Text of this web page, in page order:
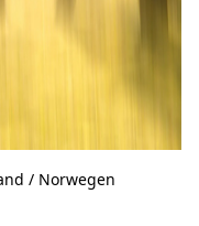
/ Norwegen